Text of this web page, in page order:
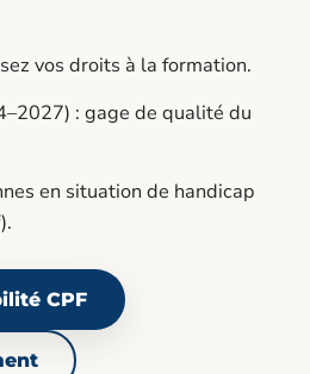
vos droits à la formation.
: gage de qualité du
en situation de handicap
CPF